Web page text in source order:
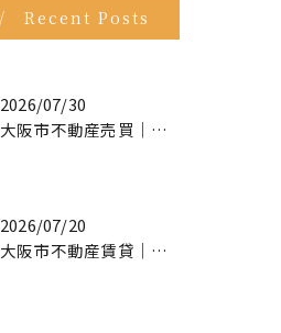
Recent Posts
2026/07/30
東大阪市不動産売買｜東大阪市で不動産売却をご依頼いただきました｜売却実績をご紹介
2026/07/20
東大阪市不動産賃貸｜ポータルサイトで「掘り出し物件」が見つからない？プロが教える条件の緩め方